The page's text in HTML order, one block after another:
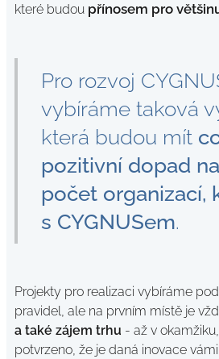
které budou přínosem pro
Pro rozvoj
vybíráme taková
která budou mít
pozitivní dopad
počet organizací,
s CYGNUSem.
Projekty pro realizaci vybíráme
pravidel, ale na prvním místě je
a také zájem trhu - až v
potvrzeno, že je daná inovace